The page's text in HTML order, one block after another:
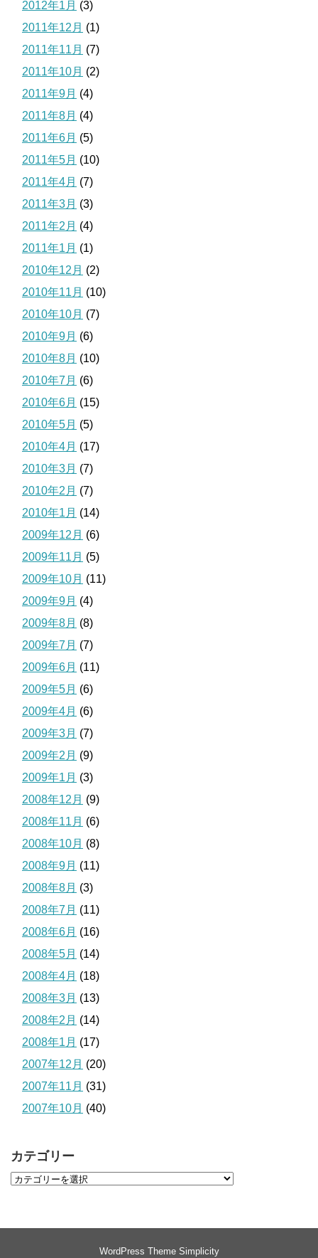
2012年1月 (3)
2011年12月 (1)
2011年11月 (7)
2011年10月 (2)
2011年9月 (4)
2011年8月 (4)
2011年6月 (5)
2011年5月 (10)
2011年4月 (7)
2011年3月 (3)
2011年2月 (4)
2011年1月 (1)
2010年12月 (2)
2010年11月 (10)
2010年10月 (7)
2010年9月 (6)
2010年8月 (10)
2010年7月 (6)
2010年6月 (15)
2010年5月 (5)
2010年4月 (17)
2010年3月 (7)
2010年2月 (7)
2010年1月 (14)
2009年12月 (6)
2009年11月 (5)
2009年10月 (11)
2009年9月 (4)
2009年8月 (8)
2009年7月 (7)
2009年6月 (11)
2009年5月 (6)
2009年4月 (6)
2009年3月 (7)
2009年2月 (9)
2009年1月 (3)
2008年12月 (9)
2008年11月 (6)
2008年10月 (8)
2008年9月 (11)
2008年8月 (3)
2008年7月 (11)
2008年6月 (16)
2008年5月 (14)
2008年4月 (18)
2008年3月 (13)
2008年2月 (14)
2008年1月 (17)
2007年12月 (20)
2007年11月 (31)
2007年10月 (40)
カテゴリー
WordPress Theme Simplicity